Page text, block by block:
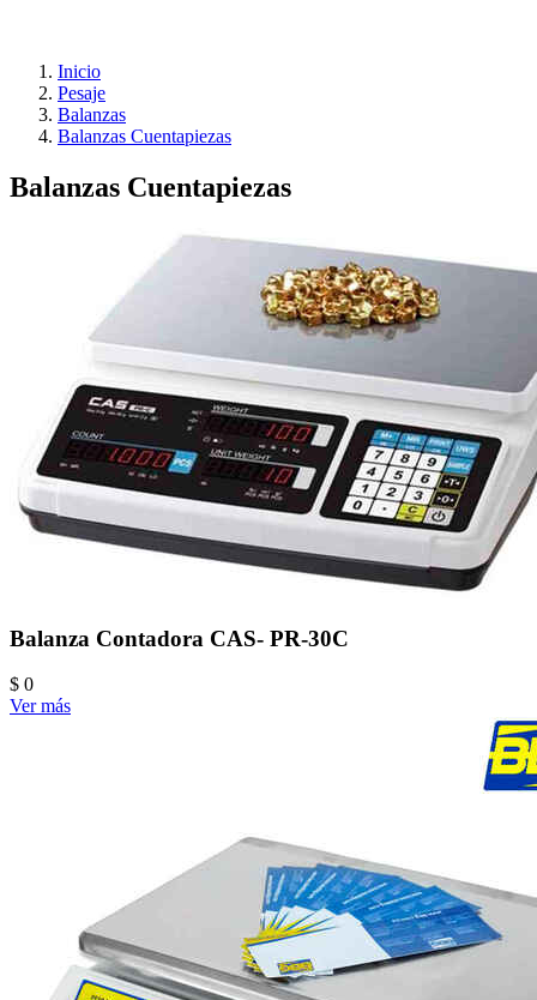
Inicio
Pesaje
Balanzas
Balanzas Cuentapiezas
Balanzas Cuentapiezas
Balanza Contadora CAS- PR-30C
$ 0
Ver más